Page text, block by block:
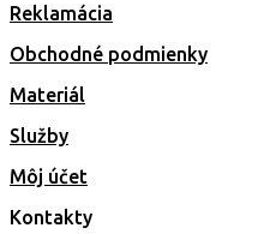
Reklamácia
Obchodné podmienky
Materiál
Služby
Môj účet
Kontakty